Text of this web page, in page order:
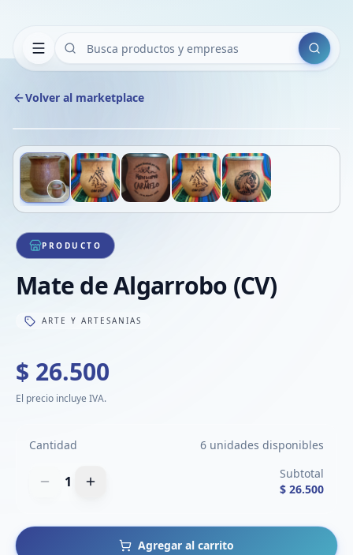
Buscar
Volver al marketplace
1/5
PRODUCTO
Mate de Algarrobo (CV)
ARTE Y ARTESANIAS
$ 26.500
El precio incluye IVA.
Cantidad 6 unidades disponibles
1
Subtotal
$ 26.500
Agregar al carrito